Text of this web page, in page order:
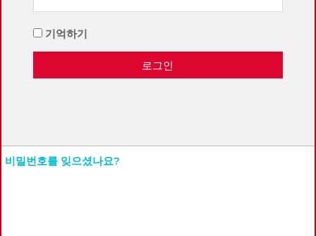
기억하기
로그인
비밀번호를 잊으셨나요?